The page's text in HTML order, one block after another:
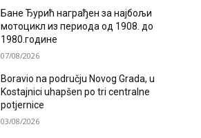
Бане Ђурић награђен за најбољи
мотоцикл из периода од 1908. до
1980.године
07/08/2026
Boravio na području Novog Grada, u
Kostajnici uhapšen po tri centralne
potjernice
03/08/2026